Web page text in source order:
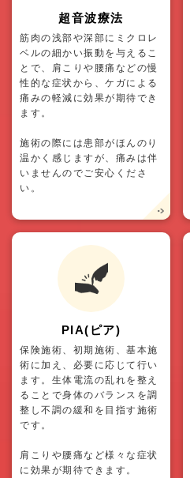
超音波療法
筋肉の浅部や深部にミクロレ
ベルの細かい振動を与えるこ
とで、肩こりや腰痛などの慢
性的な症状から、ケガによる
痛みの軽減に効果が期待でき
ます。
施術の際には患部がほんのり
温かく感じますが、痛みは伴
いませんのでご安心くださ
い。
PIA(ピア)
保険施術、初期施術、基本施
術に加え、必要に応じて行い
ます。生体電流の乱れを整え
ることで身体のバランスを調
整し不調の緩和を目指す施術
です。
肩こりや腰痛など様々な症状
に効果が期待できます。